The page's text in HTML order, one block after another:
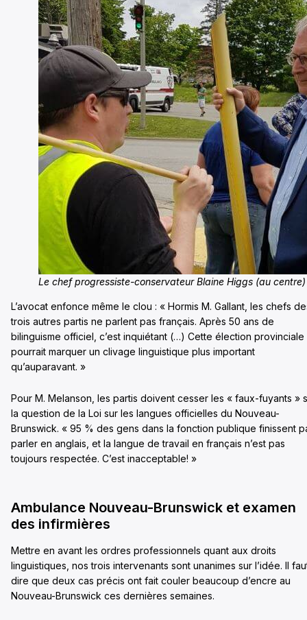
Le chef progressiste-conservateur Blaine Higgs (au
L’avocat enfonce même le clou : « Hormis M. Gallant, les chefs
trois autres partis ne parlent pas français. Après 50 ans de
bilinguisme officiel, c’est inquiétant (…) Cette élection provinciale
pourrait marquer un clivage linguistique plus important
qu’auparavant. »
Pour M. Melanson, les partis doivent cesser les « faux-fuyants »
la question de la Loi sur les langues officielles du Nouveau-
Brunswick. « 95 % des gens dans la fonction publique finissent
parler en anglais, et la langue de travail en français n’est pas
toujours respectée. C’est inacceptable! »
Ambulance Nouveau-Brunswick et examen
des infirmières
Mettre en avant les ordres professionnels quant aux droits
linguistiques, nos trois intervenants sont unanimes sur l’idée. Il
dire que deux cas précis ont fait couler beaucoup d’encre au
Nouveau-Brunswick ces dernières semaines.